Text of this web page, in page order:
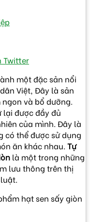
Twitter
một đặc sản nổi
Việt, Đây là sản
và bổ dưỡng.
lại được đầy đủ
của mình. Đây là
có thể được sử dụng
ăn khác nhau. Tự
là một trong những
lưu thông trên thị
hạt sen sấy giòn